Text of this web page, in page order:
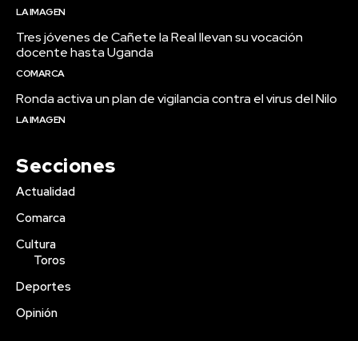
LA IMAGEN
Tres jóvenes de Cañete la Real llevan su vocación
docente hasta Uganda
COMARCA
Ronda activa un plan de vigilancia contra el virus del Nilo
LA IMAGEN
Secciones
Actualidad
Comarca
Cultura
Toros
Deportes
Opinión